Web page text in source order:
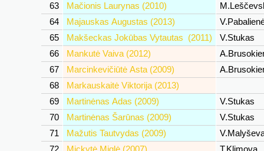
63
Mačionis Laurynas (2010)
64
Majauskas Augustas (2013)
65
Makšeckas Jokūbas Vytautas (2011)
V.Stukas
66
Mankutė Vaiva (2012)
67
Marcinkevičiūtė Asta (2009)
68
Markauskaitė Viktorija (2013)
69
Martinėnas Adas (2009)
V.Stukas
70
Martinėnas Šarūnas (2009)
V.Stukas
71
Mažutis Tautvydas (2009)
72
Mickytė Miglė (2007) T.Klimova